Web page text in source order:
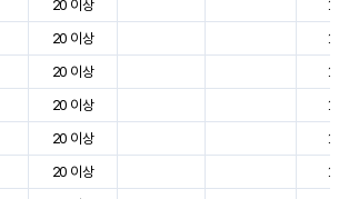
20 이상
20 이상
20 이상
20 이상
20 이상
20 이상